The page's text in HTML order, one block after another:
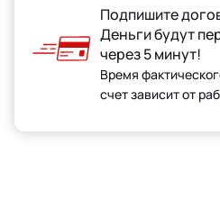
Подпишите
Деньги будут
через 5 минут!
Время
счет зависит от